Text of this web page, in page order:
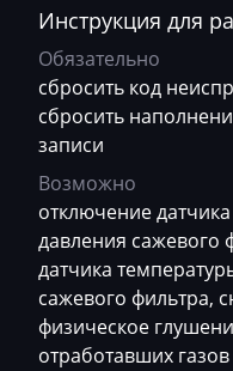
Brilliance
Buhler
BYD
Camc
Case
Caterpillar
CFMoto
Siemens SID208
Siemens SID801
Siemens SID803
Siemens SID803A
Siemens SID804
Siemens SID807
Valeo V34
Valeo V46
10264059AA
10266035AA
10266041AA
10282743AA
10286573AA
10296984AA
10298323AA
Инструкция для
Обязательно
сбросить код
сбросить
записи
Возможно
отключение
давления сажевого
датчика
сажевого фильтра,
физическое
отработавших газов